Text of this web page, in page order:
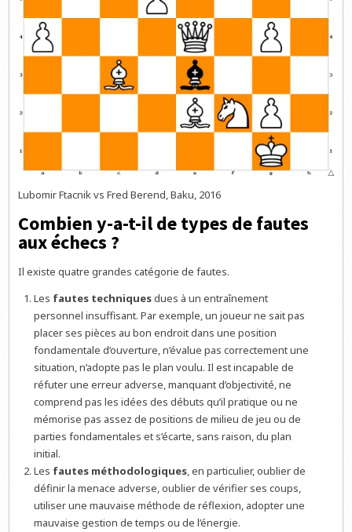
Lubomir Ftacnik vs Fred Berend, Baku, 2016
Combien y-a-t-il de types de fautes
aux échecs ?
Il existe quatre grandes catégorie de fautes.
Les fautes techniquesdues à un entraînement
personnel insuffisant. Par exemple, un joueur ne sait pas
placer ses pièces au bon endroit dans une position
fondamentale d’ouverture, n’évalue pas correctement une
situation, n’adopte pas le plan voulu. Il est incapable de
réfuter une erreur adverse, manquant d’objectivité, ne
comprend pas les idées des débuts qu’il pratique ou ne
mémorise pas assez de positions de milieu de jeu ou de
parties fondamentales et s’écarte, sans raison, du plan
initial.
Les fautes méthodologiques, en particulier, oublier de
définir la menace adverse, oublier de vérifier ses coups,
utiliser une mauvaise méthode de réflexion, adopter une
mauvaise gestion de temps ou de l’énergie.